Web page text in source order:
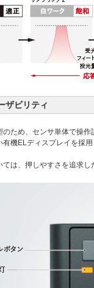
ザビリティ
のため、センサ単体で操作
有機ELディスプレイを採
ては、押しやすさを追求